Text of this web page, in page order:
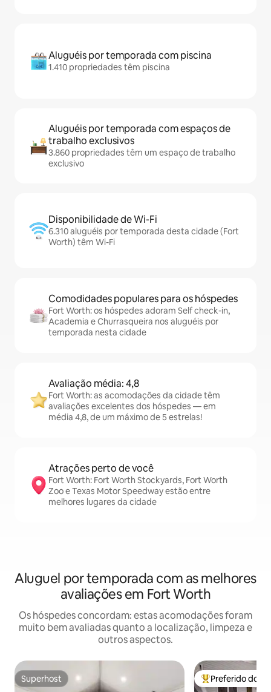
Aluguéis por temporada com piscina
1.410 propriedades têm piscina
Aluguéis por temporada com espaços de
trabalho exclusivos
3.860 propriedades têm um espaço de trabalho
exclusivo
Disponibilidade de Wi-Fi
6.310 aluguéis por temporada desta cidade (Fort
Worth) têm Wi-Fi
Comodidades populares para os hóspedes
Fort Worth: os hóspedes adoram Self check-in,
Academia e Churrasqueira nos aluguéis por
temporada nesta cidade
Avaliação média: 4,8
Fort Worth: as acomodações da cidade têm
avaliações excelentes dos hóspedes — em
média 4,8, de um máximo de 5 estrelas!
Atrações perto de você
Fort Worth: Fort Worth Stockyards, Fort Worth
Zoo e Texas Motor Speedway estão entre
melhores lugares da cidade
Aluguel por temporada com as melhores
avaliações em Fort Worth
Os hóspedes concordam: estas acomodações foram
muito bem avaliadas quanto a localização, limpeza e
outros aspectos.
Superhost
Superhost Entre os
Preferido dos